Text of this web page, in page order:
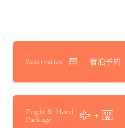
Reservation 宿泊予約
Fright & Hotel
Package